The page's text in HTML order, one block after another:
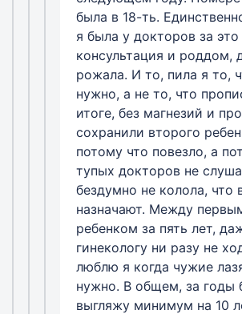
была в 18-ть.
я была у докторов за
консультация и роддом,
рожала. И то, пила я то,
нужно, а не то, что
итоге, без магнезий и
сохранили второго
потому что повезло, а
тупых докторов не
бездумно не колола, что
назначают. Между
ребенком за пять лет,
гинекологу ни разу не
люблю я когда чужие
нужно. В общем, за годы
выгляжу минимум на 10